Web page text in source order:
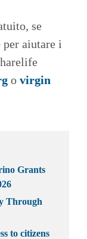
se
aiutare i
o virgin
Grants
Through
to citizens